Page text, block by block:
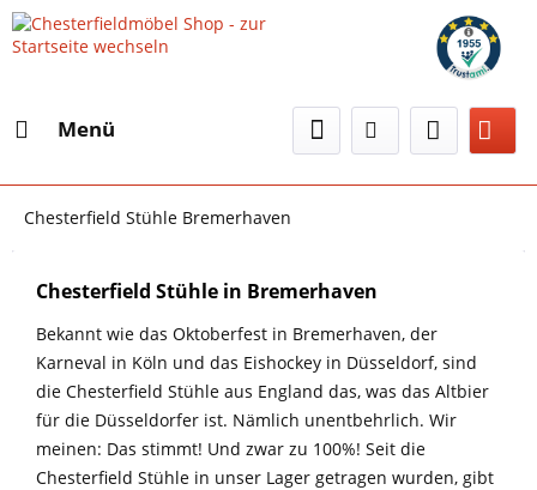
Menü
Chesterfield Stühle Bremerhaven
Chesterfield Stühle in Bremerhaven
Bekannt wie das Oktoberfest in Bremerhaven, der
Karneval in Köln und das Eishockey in Düsseldorf, sind
die Chesterfield Stühle aus England das, was das Altbier
für die Düsseldorfer ist. Nämlich unentbehrlich. Wir
meinen: Das stimmt! Und zwar zu 100%! Seit die
Chesterfield Stühle in unser Lager getragen wurden, gibt